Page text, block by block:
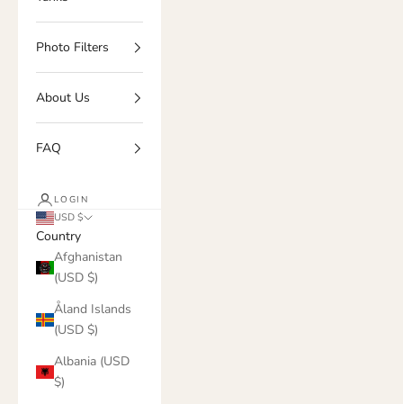
Photo Filters
About Us
FAQ
LOGIN
USD $
Country
Afghanistan
(USD $)
Åland Islands
(USD $)
Albania (USD
$)